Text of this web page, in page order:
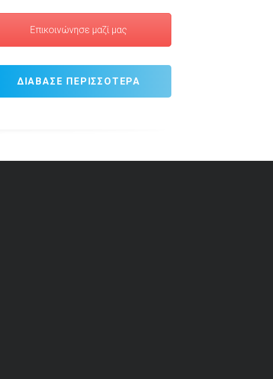
Επικοινώνησε μαζί μας
ΔΙΆΒΑΣΕ ΠΕΡΙΣΣΌΤΕΡΑ